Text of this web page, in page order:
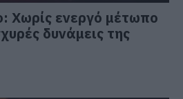
Χωρίς ενεργό μέτωπο
δυνάμεις της